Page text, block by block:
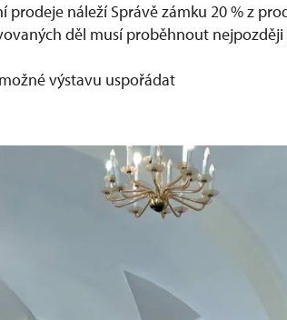
náleží Správě zámku 20 % z
děl musí proběhnout
výstavu uspořádat